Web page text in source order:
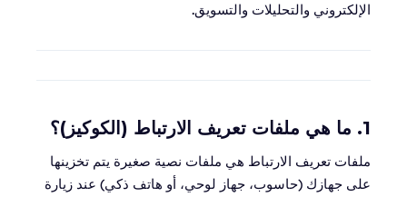
الإلكتروني والتحليلات والتسويق.
1. ما هي ملفات تعريف الارتباط (الكوكيز)؟
ملفات تعريف الارتباط هي ملفات نصية صغيرة يتم تخزينها
على جهازك (حاسوب، جهاز لوحي، أو هاتف ذكي) عند زيارة